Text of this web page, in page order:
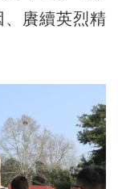
、賡續英烈精